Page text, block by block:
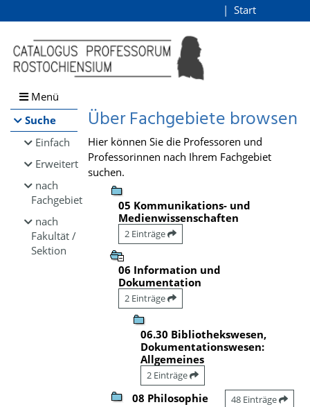
Browsen
direkt zum Inhalt
Start
Menü
Suche
Einfach
Erweitert
nach
Fachgebiet
nach
Fakultät /
Sektion
Über Fachgebiete browsen
Hier können Sie die Professoren und
Professorinnen nach Ihrem Fachgebiet
suchen.
05 Kommunikations- und
Medienwissenschaften
2 Einträge
06 Information und
Dokumentation
2 Einträge
06.30 Bibliothekswesen,
Dokumentationswesen:
Allgemeines
2 Einträge
08 Philosophie 48 Einträge